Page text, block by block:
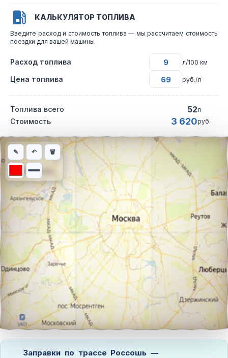
КАЛЬКУЛЯТОР ТОПЛИВА
Введите расход и стоимость топлива — мы рассчитаем стоимость
поездки для вашей машины
Расход топлива л/100 км
Цена топлива руб./л
Топлива всего 52л
Стоимость 3 620руб.
Интерактивная карта автомобильного маршрута из города
✎ ↶ 🗑
Заправки по трассе Россошь —